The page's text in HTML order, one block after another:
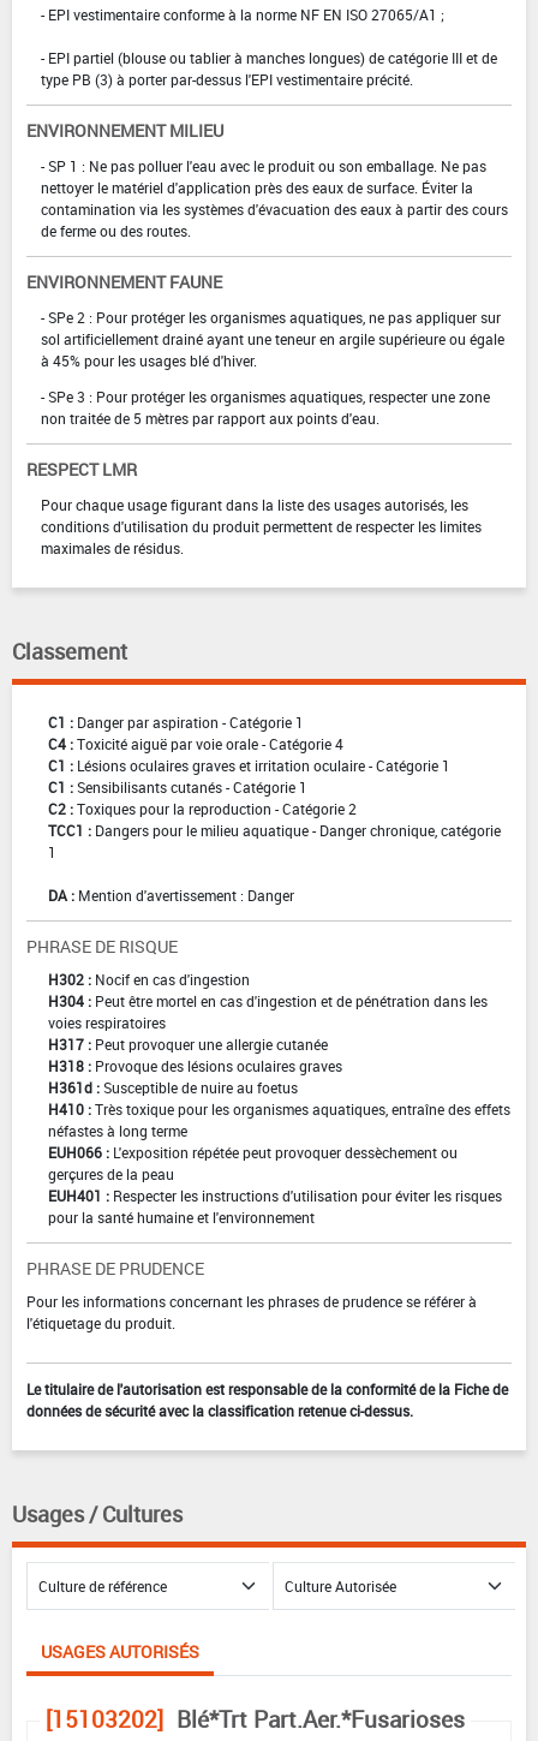
- EPI vestimentaire conforme à la norme NF EN ISO 27065/A1 ;
- EPI partiel (blouse ou tablier à manches longues) de catégorie III et de
type PB (3) à porter par-dessus l'EPI vestimentaire précité.
ENVIRONNEMENT MILIEU
- SP 1 : Ne pas polluer l'eau avec le produit ou son emballage. Ne pas
nettoyer le matériel d'application près des eaux de surface. Éviter la
contamination via les systèmes d'évacuation des eaux à partir des cours
de ferme ou des routes.
ENVIRONNEMENT FAUNE
- SPe 2 : Pour protéger les organismes aquatiques, ne pas appliquer sur
sol artificiellement drainé ayant une teneur en argile supérieure ou égale
à 45% pour les usages blé d'hiver.
- SPe 3 : Pour protéger les organismes aquatiques, respecter une zone
non traitée de 5 mètres par rapport aux points d'eau.
RESPECT LMR
Pour chaque usage figurant dans la liste des usages autorisés, les
conditions d'utilisation du produit permettent de respecter les limites
maximales de résidus.
Classement
C1 : Danger par aspiration - Catégorie 1
C4 :Toxicité aiguë par voie orale - Catégorie 4
C1 : Lésions oculaires graves et irritation oculaire - Catégorie 1
C1 :Sensibilisants cutanés - Catégorie 1
C2 :Toxiques pour la reproduction - Catégorie 2
TCC1 : Dangers pour le milieu aquatique - Danger chronique, catégorie
1
DA : Mention d'avertissement : Danger
PHRASE DE RISQUE
H302 : Nocif en cas d'ingestion
H304 : Peut être mortel en cas d'ingestion et de pénétration dans les
voies respiratoires
H317 : Peut provoquer une allergie cutanée
H318 : Provoque des lésions oculaires graves
H361d :Susceptible de nuire au foetus
H410 :Très toxique pour les organismes aquatiques, entraîne des effets
néfastes à long terme
EUH066 : L'exposition répétée peut provoquer dessèchement ou
gerçures de la peau
EUH401 : Respecter les instructions d'utilisation pour éviter les risques
pour la santé humaine et l'environnement
PHRASE DE PRUDENCE
Pour les informations concernant les phrases de prudence se référer à
l'étiquetage du produit.
Le titulaire de l'autorisation est responsable de la conformité de la Fiche de
données de sécurité avec la classification retenue ci-dessus.
Usages / Cultures
USAGES AUTORISÉS
[15103202] Blé*Trt Part.Aer.*Fusarioses